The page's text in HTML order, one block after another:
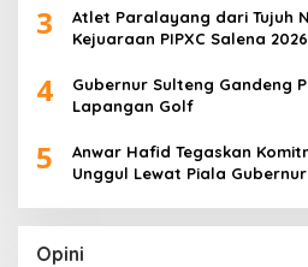
3
Atlet Paralayang dari Tujuh
Kejuaraan PIPXC Salena 2026
4
Gubernur Sulteng Gandeng
Lapangan Golf
5
Anwar Hafid Tegaskan
Unggul Lewat Piala
Opini